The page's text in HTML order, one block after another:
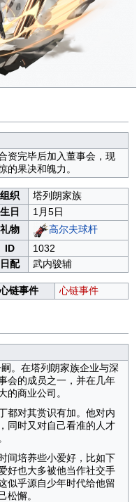
资完毕后加入董事会，现
的果决和魄力。
组织
塔列朗家族
生日
1月5日
礼物
高尔夫球杆
ID
1032
日配 武内骏辅
心链事件 心链事件
。在塔列朗家族企业与深
会的成员之一，并在几年
的商业公司。
都对其赏识有加。他对内
同时又对自己看准的人才
间培养些小爱好，比如下
好也大多被他当作社交手
似乎源自少年时代给他留
松懈。